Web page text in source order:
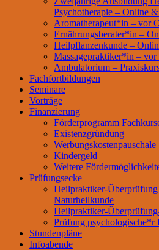
Psychotherapie – Online
Aromatherapeut*in – vor
Ernährungsberater*in –
Heilpflanzenkunde –
Massagepraktiker*in – vor
Ambulatorium –
Fachfortbildungen
Seminare
Vorträge
Finanzierung
Förderprogramm
Existenzgründung
Werbungskostenpauschale
Kindergeld
Weitere
Prüfungsecke
Heilpraktiker-Überprüfung
Naturheilkunde
Heilpraktiker-
Prüfung psychologische*r
Stundenpläne
Infoabende